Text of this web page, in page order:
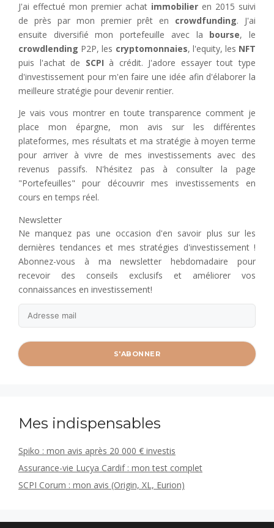
J'ai effectué mon premier achat immobilier en 2015 suivi
de près par mon premier prêt en crowdfunding. J'ai
ensuite diversifié mon portefeuille avec la bourse, le
crowdlending P2P, les cryptomonnaies, l'equity, les NFT
puis l'achat de SCPI à crédit. J'adore essayer tout type
d'investissement pour m'en faire une idée afin d'élaborer la
meilleure stratégie pour devenir rentier.
Je vais vous montrer en toute transparence comment je
place mon épargne, mon avis sur les différentes
plateformes, mes résultats et ma stratégie à moyen terme
pour arriver à vivre de mes investissements avec des
revenus passifs. N'hésitez pas à consulter la page
"Portefeuilles" pour découvrir mes investissements en
cours en temps réel.
Newsletter
Ne manquez pas une occasion d'en savoir plus sur les
dernières tendances et mes stratégies d'investissement !
Abonnez-vous à ma newsletter hebdomadaire pour
recevoir des conseils exclusifs et améliorer vos
connaissances en investissement!
Mes indispensables
Spiko : mon avis après 20 000 € investis
Assurance-vie Lucya Cardif : mon test complet
SCPI Corum : mon avis (Origin, XL, Eurion)